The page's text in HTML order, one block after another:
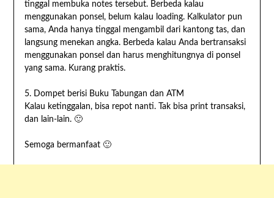
tinggal membuka notes tersebut. Berbeda kalau
menggunakan ponsel, belum kalau loading. Kalkulator pun
sama, Anda hanya tinggal mengambil dari kantong tas, dan
langsung menekan angka. Berbeda kalau Anda bertransaksi
menggunakan ponsel dan harus menghitungnya di ponsel
yang sama. Kurang praktis.
5. Dompet berisi Buku Tabungan dan ATM
Kalau ketinggalan, bisa repot nanti. Tak bisa print transaksi,
dan lain-lain. 🙂
Semoga bermanfaat 🙂